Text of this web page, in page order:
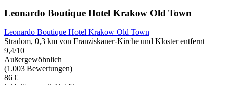
Leonardo Boutique Hotel Krakow Old Town
Leonardo Boutique Hotel Krakow Old Town
Stradom, 0,3 km von Franziskaner-Kirche und Kloster entfernt
9,4/10
Außergewöhnlich
(1.003 Bewertungen)
86 €